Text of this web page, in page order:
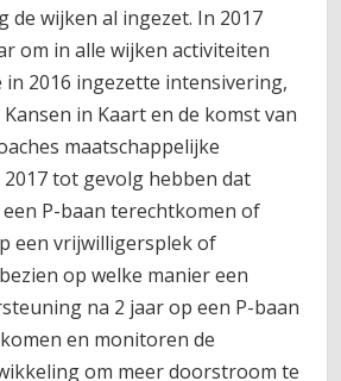
de wijken al ingezet. In 2017
om in alle wijken activiteiten
in 2016 ingezette intensivering,
in Kaart en de komst van
maatschappelijke
tot gevolg hebben dat
P-baan terechtkomen of
een vrijwilligersplek of
op welke manier een
na 2 jaar op een P-baan
en monitoren de
om meer doorstroom te